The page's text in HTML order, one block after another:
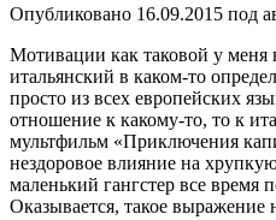
Опубликовано 16.09.2015 под
Мотивации как таковой у меня
итальянский в каком-то
просто из всех европейских
отношение к какому-то, то к
мультфильм «Приключения
нездоровое влияние на
маленький гангстер все время
Оказывается, такое выражение